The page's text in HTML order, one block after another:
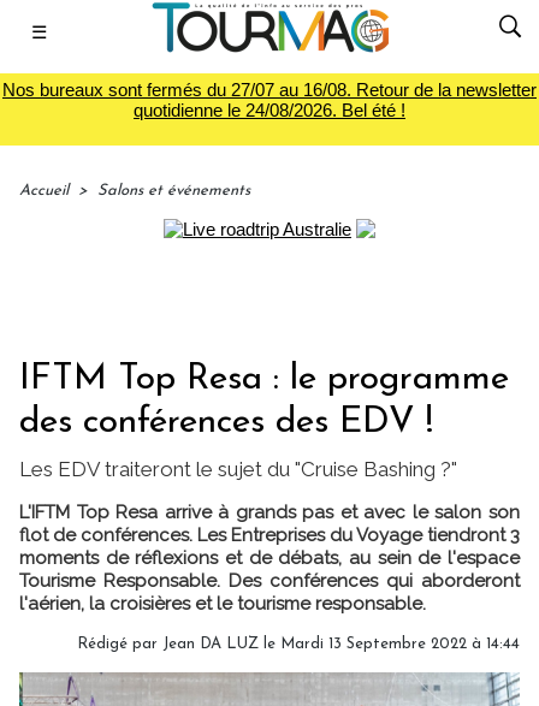
☰
Nos bureaux sont fermés du 27/07 au 16/08. Retour de la newsletter
quotidienne le 24/08/2026. Bel été !
Accueil > Salons et événements
IFTM Top Resa : le programme
des conférences des EDV !
Les EDV traiteront le sujet du "Cruise Bashing ?"
L'IFTM Top Resa arrive à grands pas et avec le salon son
flot de conférences. Les Entreprises du Voyage tiendront 3
moments de réflexions et de débats, au sein de l'espace
Tourisme Responsable. Des conférences qui aborderont
l'aérien, la croisières et le tourisme responsable.
Rédigé par Jean DA LUZ le Mardi 13 Septembre 2022 à 14:44